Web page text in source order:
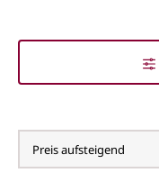
Gaglioppo